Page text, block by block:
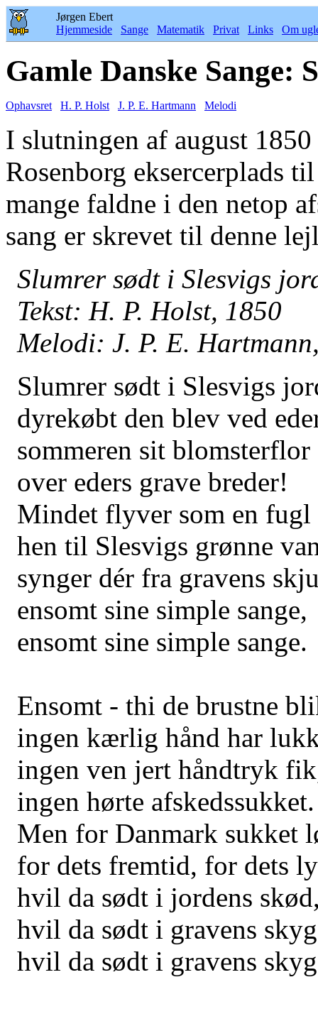
Jørgen Ebert
Hjemmeside
Sange Matematik Privat Links Om
Gamle Danske Sange:
Ophavsret H. P. Holst J. P. E. Hartmann Melodi
I slutningen af august
Rosenborg eksercerplads
mange faldne i den netop
sang er skrevet til denne
Slumrer sødt i Slesvigs
Tekst: H. P. Holst, 1850
Melodi: J. P. E.
Slumrer sødt i Slesvigs
dyrekøbt den blev ved
sommeren sit blomsterflor
over eders grave breder!
Mindet flyver som en fugl
hen til Slesvigs grønne
synger dér fra gravens
ensomt sine simple sange,
ensomt sine simple sange.
Ensomt - thi de brustne
ingen kærlig hånd har
ingen ven jert håndtryk
ingen hørte afskedssukket.
Men for Danmark sukket
for dets fremtid, for dets
hvil da sødt i jordens
hvil da sødt i gravens
hvil da sødt i gravens